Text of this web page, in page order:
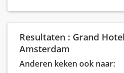
Resultaten : Grand
Amsterdam
Anderen keken ook naar: